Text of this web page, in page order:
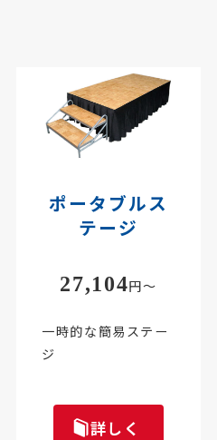
ポータブルス
テージ
27,104円～
一時的な簡易ステー
ジ
詳しく